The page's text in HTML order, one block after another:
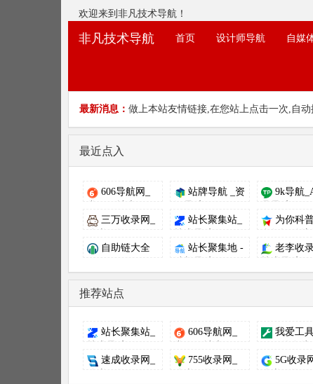
欢迎来到非凡技术导航！
非凡技术导航 首页 设计师导航 自媒
最新消息： 做上本站友情链接,在您站上点击一次,自
最近点入
606导航网_
站牌导航 _资
9k导航
三万收录网_
站长聚集站_
为你科
自助链大全
站长聚集地 -
老李收录
推荐站点
站长聚集站_
606导航网_
我爱工
速成收录网_
755收录网_
5G收录